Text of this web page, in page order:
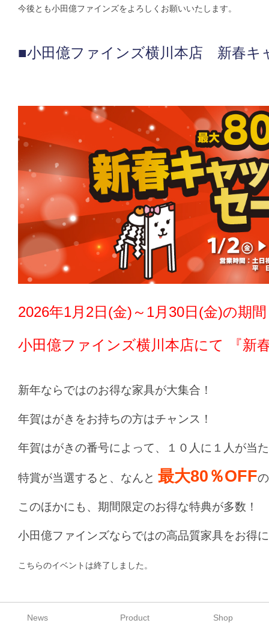
今後とも小田億ファインズをよろしくお願いいたします。
■小田億ファインズ横川本店 新春
2026年1月2日(金)～1月30日(金)の期間
小田億ファインズ横川本店にて 『新
新年ならではのお得な家具が大集合！
年賀はがきをお持ちの方はチャンス！
年賀はがきの番号によって、１０人に１人が当
特賞が当選すると、なんと 最大80％OFF
このほかにも、期間限定のお得な特典が多数！
小田億ファインズならではの高品質家具をお得
こちらのイベントは終了しました。
News Product Shop